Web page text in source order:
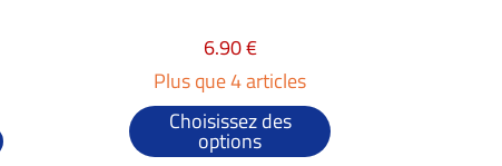
6.90 €
Plus que 4 articles
Choisissez des
options